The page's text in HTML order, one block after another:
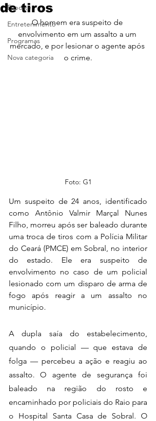
Esporte
Entretenimento
Programas
Nova categoria
de tiros
O homem era suspeito de
envolvimento em um assalto a um
mercado, e por lesionar o agente após
o crime.
Foto: G1
Um suspeito de 24 anos, identificado
como Antônio Valmir Marçal Nunes
Filho, morreu após ser baleado durante
uma troca de tiros com a Polícia Militar
do Ceará (PMCE) em Sobral, no interior
do estado. Ele era suspeito de
envolvimento no caso de um policial
lesionado com um disparo de arma de
fogo após reagir a um assalto no
município.
A dupla saía do estabelecimento,
quando o policial — que estava de
folga — percebeu a ação e reagiu ao
assalto. O agente de segurança foi
baleado na região do rosto e
encaminhado por policiais do Raio para
o Hospital Santa Casa de Sobral. O